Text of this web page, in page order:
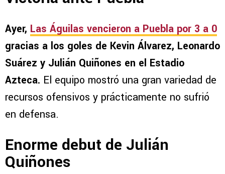
Ayer, Las Águilas vencieron a Puebla por 3 a 0
gracias a los goles de Kevin Álvarez, Leonardo
Suárez y Julián Quiñones en el Estadio
Azteca. El equipo mostró una gran variedad de
recursos ofensivos y prácticamente no sufrió
en defensa.
Enorme debut de Julián
Quiñones